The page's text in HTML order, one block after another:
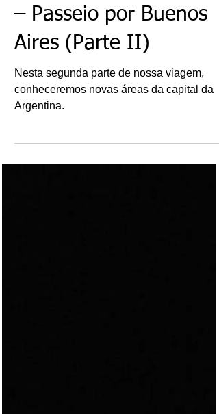
Crônicas: Tempos
Portenhos – Episódio 9
– Passeio por Buenos
Aires (Parte II)
Argentina.